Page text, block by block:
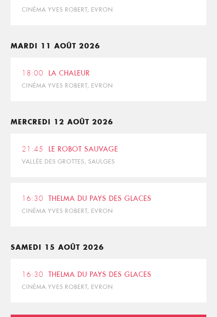
CINÉMA YVES ROBERT, EVRON
MARDI 11 AOÛT 2026
18:00 LA CHALEUR
CINÉMA YVES ROBERT, EVRON
MERCREDI 12 AOÛT 2026
21:45 LE ROBOT SAUVAGE
VALLÉE DES GROTTES, SAULGES
16:30 THELMA DU PAYS DES GLACES
CINÉMA YVES ROBERT, EVRON
SAMEDI 15 AOÛT 2026
16:30 THELMA DU PAYS DES GLACES
CINÉMA YVES ROBERT, EVRON